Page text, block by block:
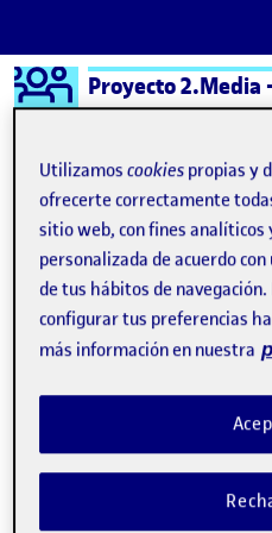
Saltar al contenido
Logo Ágora
Proyecto 2.Media
Semestre 20241 - Aula 1
Cristina
Plataformas de
Publicado por
Cristina López Herraiz
Visibilidad:
Pública-Fecha de publicación
14 Ene 202514
-
Utilizamoscookies propias y
ofrecerte correctamente
sitio web, con fines
personalizada de acuerdo
de tus hábitos de
configurar tus preferencias
más información en nuestra